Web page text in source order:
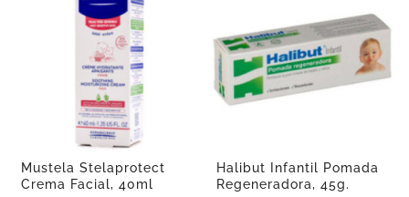
Mustela Stelaprotect
Crema Facial, 40ml
Halibut Infantil Pomada
Regeneradora, 45g.